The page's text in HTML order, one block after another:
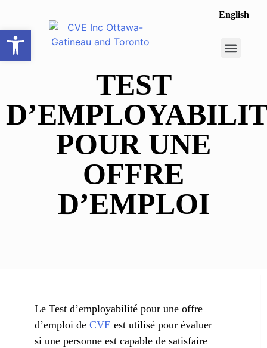
English
TEST
POUR UNE
OFFRE
D’EMPLOI
Le Test d’employabilité pour une offre
d’emploi de CVE est utilisé pour évaluer
si une personne est capable de satisfaire
Ouvrir la barre d’outils